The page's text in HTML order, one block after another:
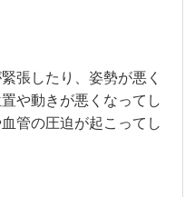
張したり、姿勢が悪く
や動きが悪くなってし
管の圧迫が起こってし